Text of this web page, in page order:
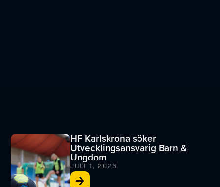
HF Karlskrona söker
Utvecklingsansvarig Barn &
Ungdom
JULI 1, 2026